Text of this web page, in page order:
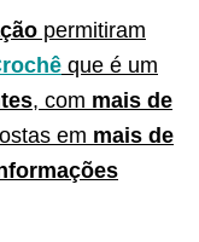
permitiram
que é um
, com mais de
em mais de